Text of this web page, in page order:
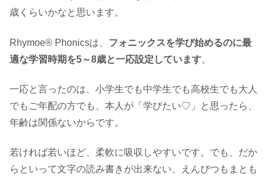
歳くらいかなと思います。
Rhymoe® Phonicsは、 フォニックスを学び始めるのに最
適な学習時期を5～8歳と一応設定しています。
一応と言ったのは、小学生でも中学生でも高校生でも大人
でもご年配の方でも、本人が「学びたい♡」と思ったら、
年齢は関係ないからです。
若ければ若いほど、柔軟に吸収しやすいです。でも、だか
らといって文字の読み書きが出来ない、えんぴつもまとも